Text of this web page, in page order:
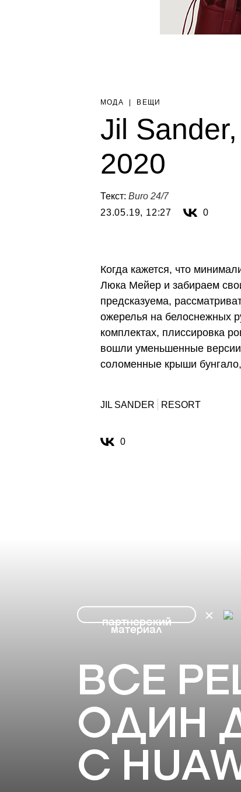
МОДА ВЕЩИ
Jil
2020
Текст: Buro 24/7
23.05.19, 12:27
0
Когда кажется, что
Люка Мейер и забираем
предсказуема,
ожерелья на белоснежных
комплектах, плиссировка
вошли уменьшенные
соломенные крыши
JIL SANDER RESORT
0
партнерский
материал
ВСЕ
ОДИН
С